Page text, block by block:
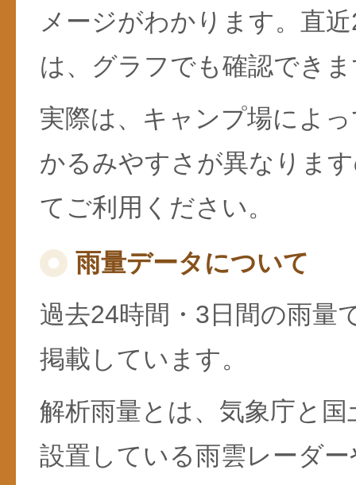
メージがわかります。直
は、グラフでも確認でき
実際は、キャンプ場によ
かるみやすさが異なりま
てご利用ください。
雨量データについて
過去24時間・3日間の雨量
掲載しています。
解析雨量とは、気象庁と
設置している雨雲レーダ